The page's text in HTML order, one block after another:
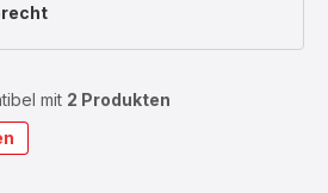
mit 2 Produkten